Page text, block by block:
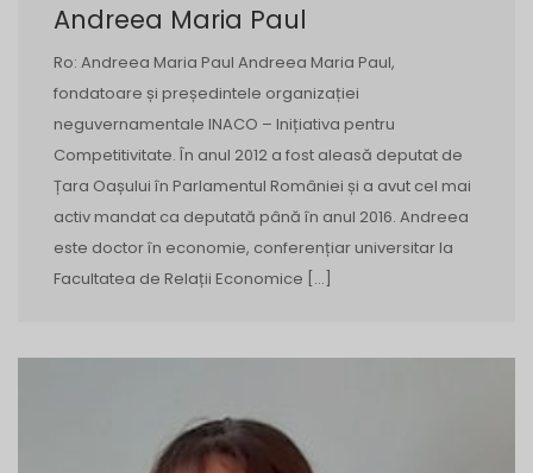
Andreea Maria Paul
Ro: Andreea Maria Paul Andreea Maria Paul,
fondatoare și președintele organizației
neguvernamentale INACO – Inițiativa pentru
Competitivitate. În anul 2012 a fost aleasă deputat de
Țara Oașului în Parlamentul României și a avut cel mai
activ mandat ca deputată până în anul 2016. Andreea
este doctor în economie, conferențiar universitar la
Facultatea de Relații Economice […]